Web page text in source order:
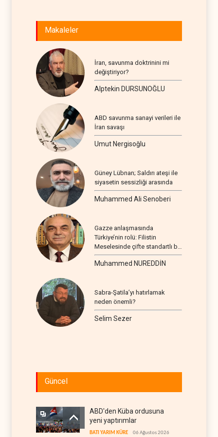
Makaleler
İran, savunma doktrinini mi
değiştiriyor?
Alptekin DURSUNOĞLU
ABD savunma sanayi verileri ile
İran savaşı
Umut Nergisoğlu
Güney Lübnan; Saldırı ateşi ile
siyasetin sessizliği arasında
Muhammed Ali Senoberi
Gazze anlaşmasında
Türkiye’nin rolü: Filistin
Meselesinde çifte standartlı bir
seyir
Muhammed NUREDDİN
Sabra-Şatila’yı hatırlamak
neden önemli?
Selim Sezer
Güncel
ABD'den Küba ordusuna
yeni yaptırımlar
BATI YARIM KÜRE 06 Ağustos 2026